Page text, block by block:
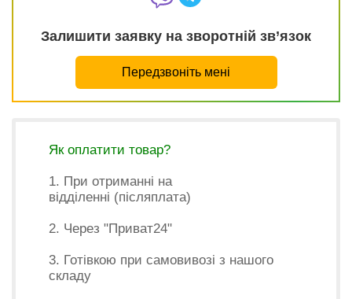
Залишити заявку на зворотній зв’язок
Передзвоніть мені
Як оплатити товар?
1. При отриманні на
відділенні (післяплата)
2. Через "Приват24"
3. Готівкою при самовивозі з нашого
складу